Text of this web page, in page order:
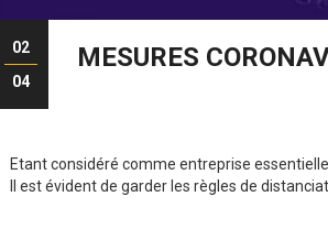
02
04
MESURES
Etant considéré comme entreprise
Il est évident de garder les règles de